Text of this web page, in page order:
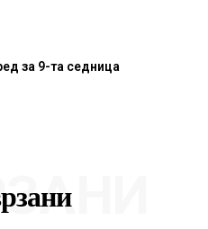
за 9-та седница